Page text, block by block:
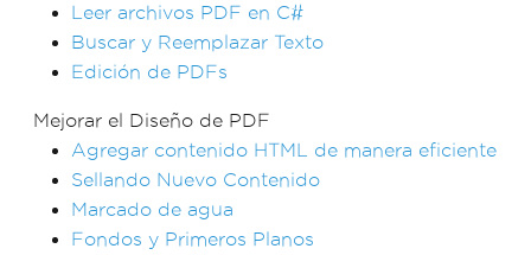
Leer archivos PDF en C#
Buscar y Reemplazar Texto
Edición de PDFs
Mejorar el Diseño de PDF
Agregar contenido HTML de manera eficiente
Sellando Nuevo Contenido
Marcado de agua
Fondos y Primeros Planos